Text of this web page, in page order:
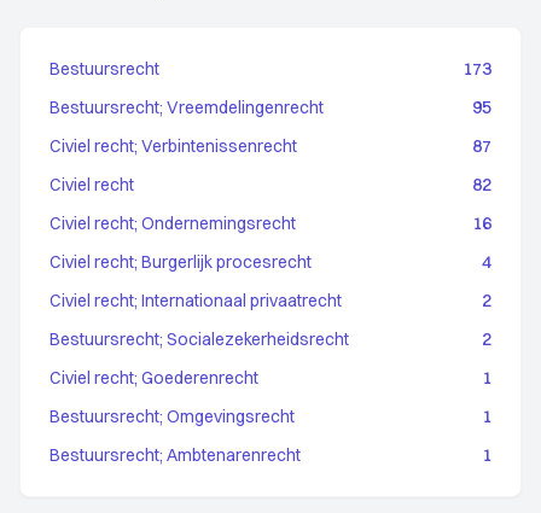
Bestuursrecht
173
Bestuursrecht; Vreemdelingenrecht
95
Civiel recht; Verbintenissenrecht
87
Civiel recht
82
Civiel recht; Ondernemingsrecht
16
Civiel recht; Burgerlijk procesrecht
4
Civiel recht; Internationaal privaatrecht
2
Bestuursrecht; Socialezekerheidsrecht
2
Civiel recht; Goederenrecht
1
Bestuursrecht; Omgevingsrecht
1
Bestuursrecht; Ambtenarenrecht
1